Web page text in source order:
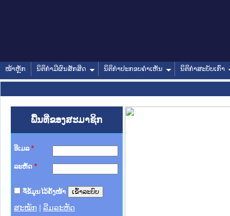
ໜ້າຫຼັກ ນິຕິກໍາມີຜົນສັກສິດ ນິຕິກໍາປະກອບຄໍາເຫັນ ນິຕິກໍາສະບັບເກົ່າ
ພື້ນທີ່ຂອງສະມາຊິກ
ອີເມລ *
ລະຫັດ *
ຈື່ຂໍ້ມູນໄວ້ຄັ້ງໜ້າ
ສະໝັກ ລືມລະຫັດ